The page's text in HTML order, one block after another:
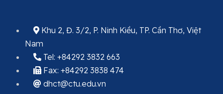
Khu 2, Đ. 3/2, P. Ninh Kiều, TP. Cần Thơ, Việt
Nam
Tel: +84292 3832 663
Fax: +84292 3838 474
dhct@ctu.edu.vn